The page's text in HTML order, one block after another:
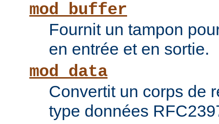
mod_buffer
Fournit un tampon
en entrée et en sortie.
mod_data
Convertit un corps de
type données